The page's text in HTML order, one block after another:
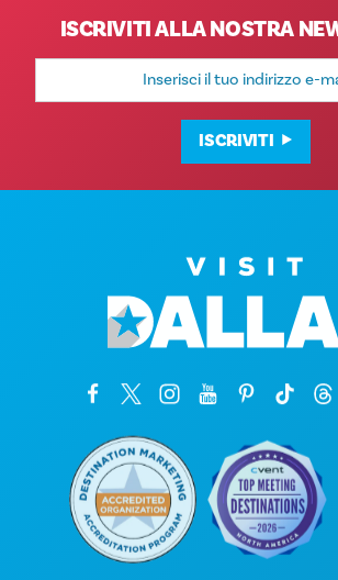
ISCRIVITI ALLA NOSTRA
Indirizzo
mail
ISCRIVITI